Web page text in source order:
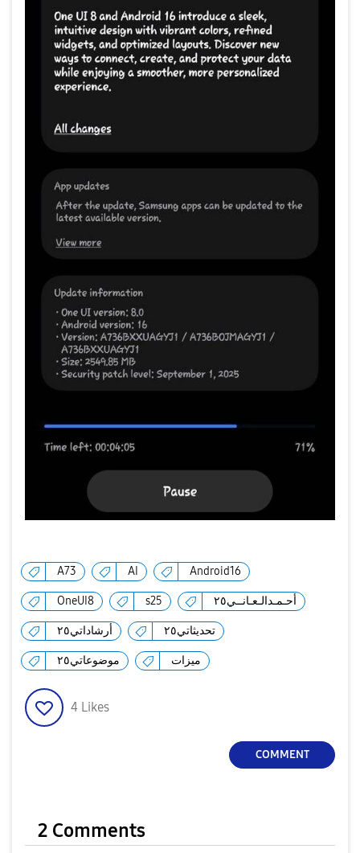
A73 AI Android16
OneUI8 s25 أحـمـدالـعـانــي٢٥
أرشاداتي٢٥ تحديثاتي٢٥
موضوعاتي٢٥ ميزات
4 Likes
COMMENT
2 Comments